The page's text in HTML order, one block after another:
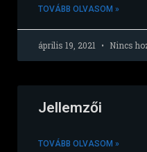
TOVÁBB OLVASOM »
április 19, 2021 Nincs
Jellemzői
TOVÁBB OLVASOM »